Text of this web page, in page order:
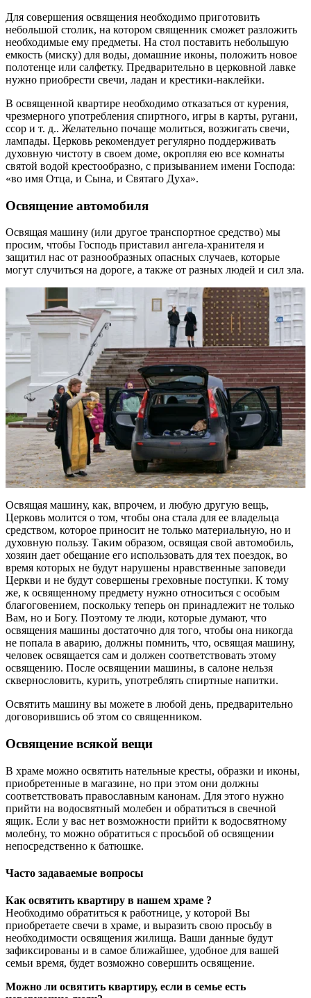
Для совершения освящения необходимо приготовить
небольшой столик, на котором священник сможет разложить
необходимые ему предметы. На стол поставить небольшую
емкость (миску) для воды, домашние иконы, положить новое
полотенце или салфетку. Предварительно в церковной лавке
нужно приобрести свечи, ладан и крестики-наклейки.
В освященной квартире необходимо отказаться от курения,
чрезмерного употребления спиртного, игры в карты, ругани,
ссор и т. д.. Желательно почаще молиться, возжигать свечи,
лампады. Церковь рекомендует регулярно поддерживать
духовную чистоту в своем доме, окропляя ею все комнаты
святой водой крестообразно, с призыванием имени Господа:
«во имя Отца, и Сына, и Святаго Духа».
Освящение автомобиля
Освящая машину (или другое транспортное средство) мы
просим, чтобы Господь приставил ангела-хранителя и
защитил нас от разнообразных опасных случаев, которые
могут случиться на дороге, а также от разных людей и сил зла.
Освящая машину, как, впрочем, и любую другую вещь,
Церковь молится о том, чтобы она стала для ее владельца
средством, которое приносит не только материальную, но и
духовную пользу. Таким образом, освящая свой автомобиль,
хозяин дает обещание его использовать для тех поездок, во
время которых не будут нарушены нравственные заповеди
Церкви и не будут совершены греховные поступки. К тому
же, к освященному предмету нужно относиться с особым
благоговением, поскольку теперь он принадлежит не только
Вам, но и Богу. Поэтому те люди, которые думают, что
освящения машины достаточно для того, чтобы она никогда
не попала в аварию, должны помнить, что, освящая машину,
человек освящается сам и должен соответствовать этому
освящению. После освящении машины, в салоне нельзя
сквернословить, курить, употреблять спиртные напитки.
Освятить машину вы можете в любой день, предварительно
договорившись об этом со священником.
Освящение всякой вещи
В храме можно освятить нательные кресты, образки и иконы,
приобретенные в магазине, но при этом они должны
соответствовать православным канонам. Для этого нужно
прийти на водосвятный молебен и обратиться в свечной
ящик. Если у вас нет возможности прийти к водосвятному
молебну, то можно обратиться с просьбой об освящении
непосредственно к батюшке.
Часто задаваемые вопросы
Как освятить квартиру в нашем храме ?
Необходимо обратиться к работнице, у которой Вы
приобретаете свечи в храме, и выразить свою просьбу в
необходимости освящения жилища. Ваши данные будут
зафиксированы и в самое ближайшее, удобное для вашей
семьи время, будет возможно совершить освящение.
Можно ли освятить квартиру, если в семье есть